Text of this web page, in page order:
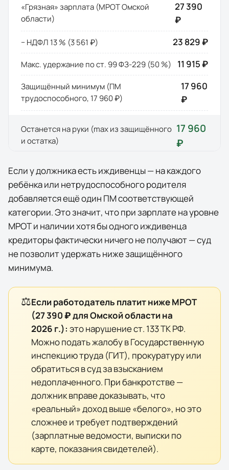
«Грязная» зарплата (МРОТОмской
области)
27 390
₽
− НДФЛ 13 % (3 561 ₽) 23 829 ₽
Макс. удержание по ст. 99 ФЗ-229 (50 %) 11 915 ₽
Защищённый минимум (ПМ
трудоспособного, 17 960 ₽)
17 960
₽
Останется на руки (max из защищённого
и остатка)
17 960
₽
Если у должника есть иждивенцы — на каждого
ребёнка или нетрудоспособного родителя
добавляется ещё один ПМ соответствующей
категории. Это значит, что при зарплате на уровне
МРОТ и наличии хотя бы одного иждивенца
кредиторы фактически ничегоне получают — суд
не позволит удержать ниже защищённого
минимума.
⚖️Если работодатель платит ниже МРОТ
(27 390 ₽дляОмской областина
2026 г.): это нарушение ст. 133 ТК РФ.
Можно подать жалобу в Государственную
инспекцию труда (ГИТ), прокуратуру или
обратиться в суд за взысканием
недоплаченного. При банкротстве —
должник вправе доказывать, что
«реальный» доход выше «белого», но это
сложнее и требует подтверждений
(зарплатные ведомости, выписки по
карте, показания свидетелей).